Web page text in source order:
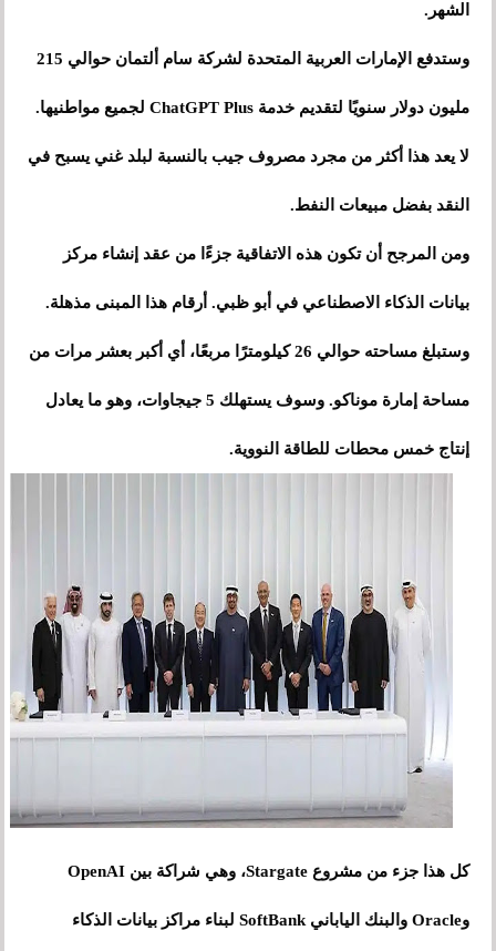
الشهر.
وستدفع الإمارات العربية المتحدة لشركة سام ألتمان حوالي 215
مليون دولار سنويًا لتقديم خدمة ChatGPT Plus لجميع مواطنيها.
لا يعد هذا أكثر من مجرد مصروف جيب بالنسبة لبلد غني يسبح في
النقد بفضل مبيعات النفط.
ومن المرجح أن تكون هذه الاتفاقية جزءًا من عقد إنشاء مركز
بيانات الذكاء الاصطناعي في أبو ظبي. أرقام هذا المبنى مذهلة.
وستبلغ مساحته حوالي 26 كيلومترًا مربعًا، أي أكبر بعشر مرات من
مساحة إمارة موناكو. وسوف يستهلك 5 جيجاوات، وهو ما يعادل
إنتاج خمس محطات للطاقة النووية.
كل هذا جزء من مشروع Stargate، وهي شراكة بين OpenAI
وOracle والبنك الياباني SoftBank لبناء مراكز بيانات الذكاء